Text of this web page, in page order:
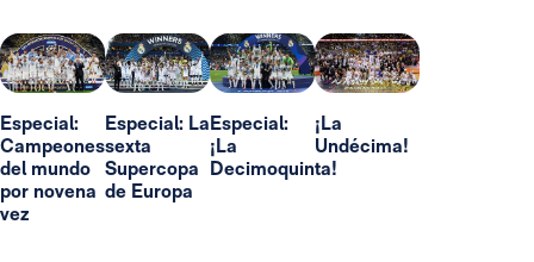
Especial:
Campeones
del mundo
por novena
vez
Especial: La
sexta
Supercopa
de Europa
Especial:
¡La
Decimoquinta!
¡La
Undécima!